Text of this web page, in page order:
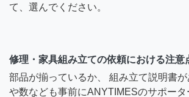
て、選んでください。
修理・家具組み立ての依頼における注意
部品が揃っているか、 組み立て説明書
や数なども事前にANYTIMESのサポー